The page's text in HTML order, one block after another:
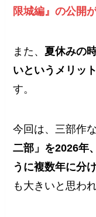
限城編』の公開
また、夏休みの
いというメリット
す。
今回は、三部作
二部」を2026年
うに複数年に分
も大きいと思わ